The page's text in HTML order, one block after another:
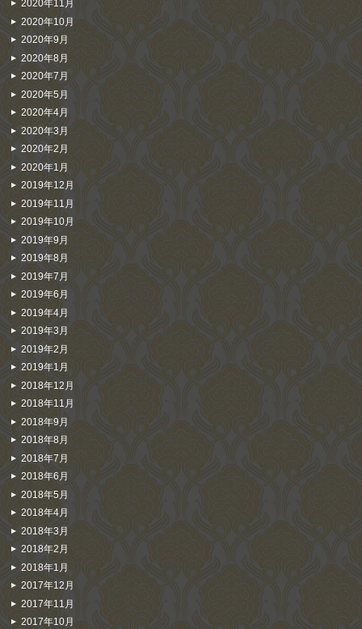
2020年11月
2020年10月
2020年9月
2020年8月
2020年7月
2020年5月
2020年4月
2020年3月
2020年2月
2020年1月
2019年12月
2019年11月
2019年10月
2019年9月
2019年8月
2019年7月
2019年6月
2019年4月
2019年3月
2019年2月
2019年1月
2018年12月
2018年11月
2018年9月
2018年8月
2018年7月
2018年6月
2018年5月
2018年4月
2018年3月
2018年2月
2018年1月
2017年12月
2017年11月
2017年10月